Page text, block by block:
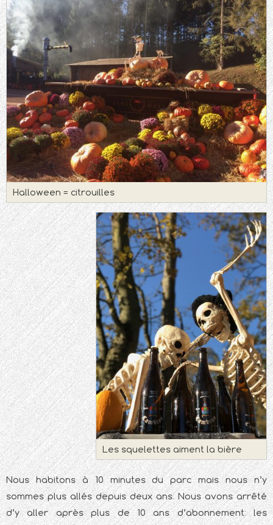
Halloween = citrouilles
Les squelettes aiment la bière
Nous habitons à 10 minutes du parc mais nous n’y
sommes plus allés depuis deux ans. Nous avons arrêté
d’y aller après plus de 10 ans d’abonnement: les